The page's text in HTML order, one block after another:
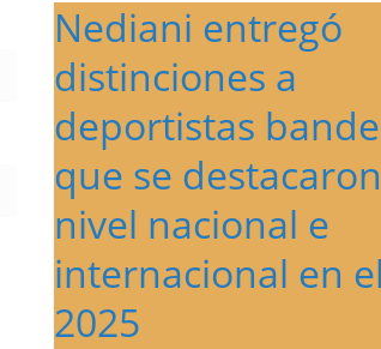
Nediani entregó
distinciones a
deportistas
que se
nivel nacional e
internacional en el
2025